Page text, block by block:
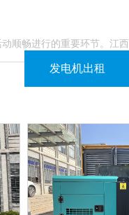
顺畅进行的重要环节。江
多样，长度可根据现场需
发电机出租